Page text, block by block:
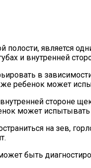
полости, является
и внутренней
в
ребенок может
стороне
может
на зев,
быть